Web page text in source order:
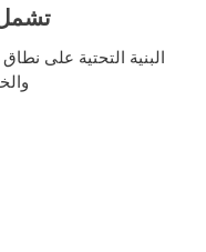
البنية التحتية على